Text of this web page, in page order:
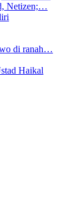
Netizen;…
di ranah…
Haikal